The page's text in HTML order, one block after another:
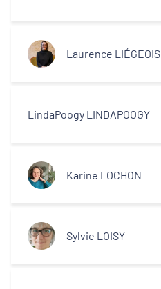
Laurence LIÉGEOIS
LindaPoogy LINDAPOOGY
Karine LOCHON
Sylvie LOISY